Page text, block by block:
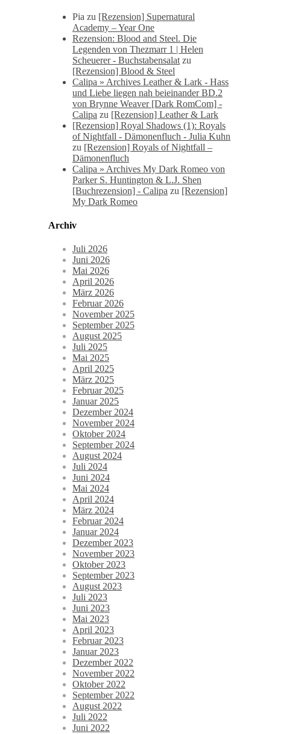
Pia zu [Rezension] Supernatural
Academy – Year One
Rezension: Blood and Steel. Die
Legenden von Thezmarr 1 | Helen
Scheuerer - Buchstabensalat zu
[Rezension] Blood & Steel
Calipa » Archives Leather & Lark - Hass
und Liebe liegen nah beieinander BD.2
von Brynne Weaver [Dark RomCom] -
Calipa zu [Rezension] Leather & Lark
[Rezension] Royal Shadows (1): Royals
of Nightfall - Dämonenfluch - Julia Kuhn
zu [Rezension] Royals of Nightfall –
Dämonenfluch
Calipa » Archives My Dark Romeo von
Parker S. Huntington & L.J. Shen
[Buchrezension] - Calipa zu [Rezension]
My Dark Romeo
Archiv
Juli 2026
Juni 2026
Mai 2026
April 2026
März 2026
Februar 2026
November 2025
September 2025
August 2025
Juli 2025
Mai 2025
April 2025
März 2025
Februar 2025
Januar 2025
Dezember 2024
November 2024
Oktober 2024
September 2024
August 2024
Juli 2024
Juni 2024
Mai 2024
April 2024
März 2024
Februar 2024
Januar 2024
Dezember 2023
November 2023
Oktober 2023
September 2023
August 2023
Juli 2023
Juni 2023
Mai 2023
April 2023
Februar 2023
Januar 2023
Dezember 2022
November 2022
Oktober 2022
September 2022
August 2022
Juli 2022
Juni 2022